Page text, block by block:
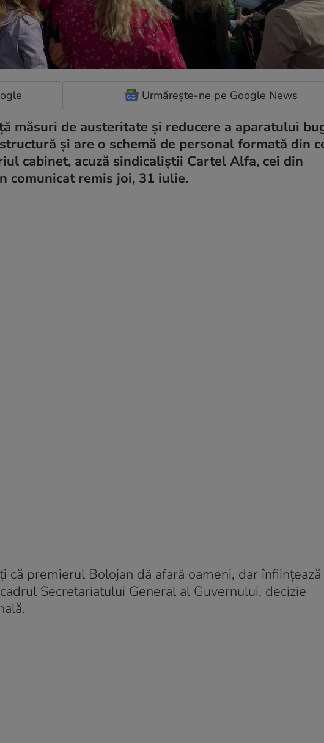
Urmărește-ne pe Google News
măsuri de austeritate și reducere a aparatului
și are o schemă de personal formată din
cabinet, acuză sindicaliștii Cartel Alfa, cei din
comunicat remis joi, 31 iulie.
că premierul Bolojan dă afară oameni, dar înființează
Secretariatului General al Guvernului, decizie